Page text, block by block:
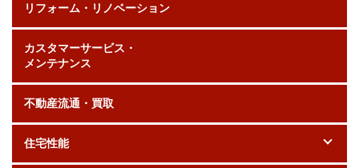
リフォーム・リノベーション
カスタマーサービス・
メンテナンス
不動産流通・買取
住宅性能